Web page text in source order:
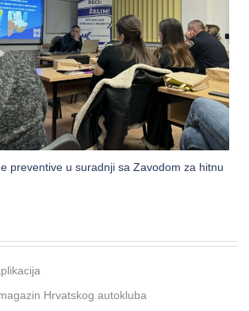
preventive u suradnji sa Zavodom za hitnu
Hrvatskog autokluba